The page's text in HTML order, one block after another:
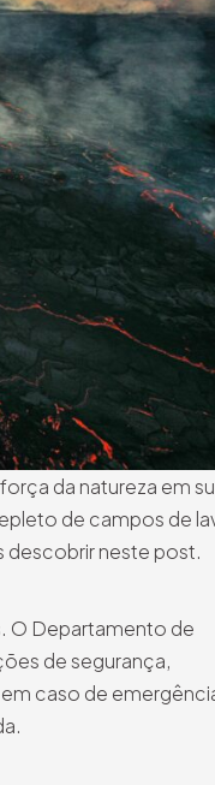
da natureza em
de campos de
descobrir neste post.
O Departamento de
de segurança,
caso de